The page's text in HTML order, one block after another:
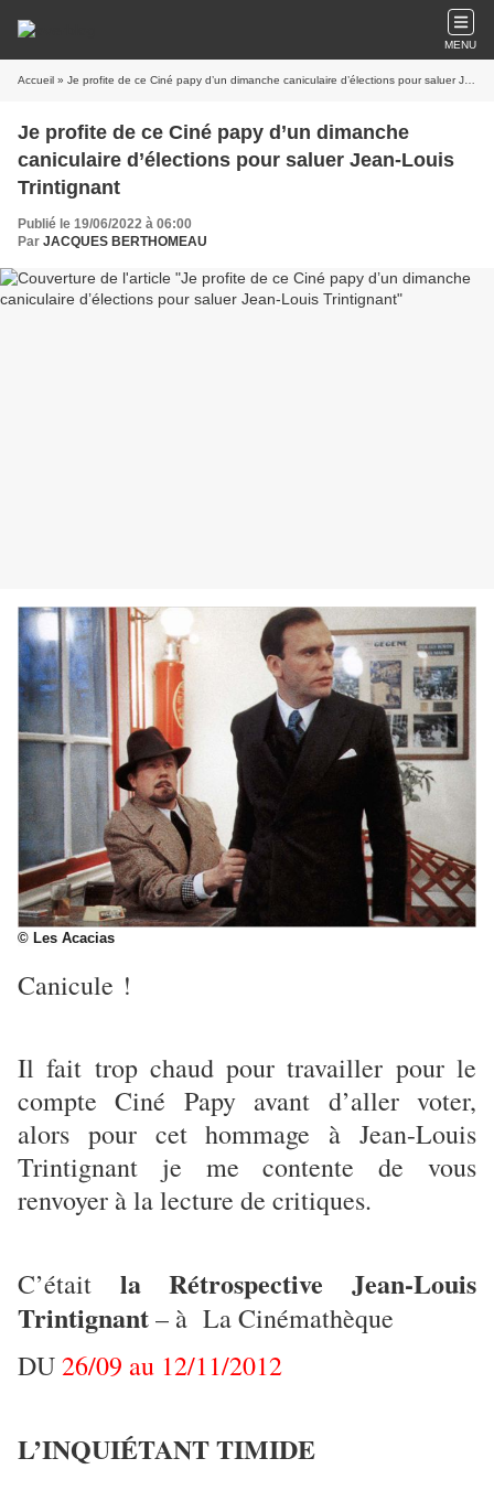
MENU
Accueil » Je profite de ce Ciné papy d’un dimanche caniculaire d’élections pour saluer Jean-Louis Trintignant
Je profite de ce Ciné papy d’un dimanche
caniculaire d’élections pour saluer Jean-Louis
Trintignant
Publié le 19/06/2022 à 06:00
Par JACQUES BERTHOMEAU
© Les Acacias
Canicule !
Il fait trop chaud pour travailler pour le
compte Ciné Papy avant d’aller voter,
alors pour cet hommage à Jean-Louis
Trintignant je me contente de vous
renvoyer à la lecture de critiques.
C’était la Rétrospective Jean-Louis
Trintignant– à La Cinémathèque
DU26/09 au 12/11/2012
L’INQUIÉTANT TIMIDE